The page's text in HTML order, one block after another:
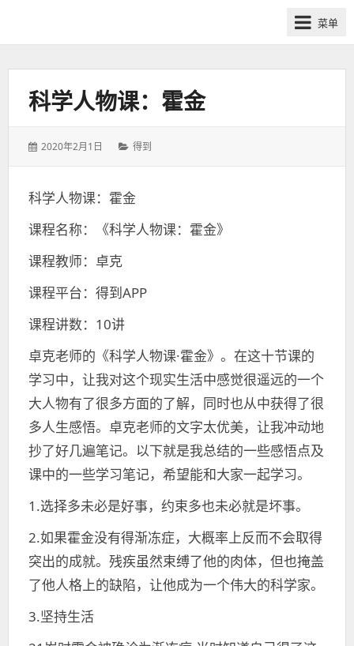
筹
群-
菜单
科学人物课：霍金
发
2020年2月1日
分
得到
科学人物课：霍金
课程名称：《科学人物课：霍金》
课程教师：卓克
课程平台：得到APP
课程讲数：10讲
卓克老师的《科学人物课·霍金》。在这十节课的
学习中，让我对这个现实生活中感觉很遥远的一个
大人物有了很多方面的了解，同时也从中获得了很
多人生感悟。卓克老师的文字太优美，让我冲动地
抄了好几遍笔记。以下就是我总结的一些感悟点及
课中的一些学习笔记，希望能和大家一起学习。
1.选择多未必是好事，约束多也未必就是坏事。
2.如果霍金没有得渐冻症，大概率上反而不会取得
突出的成就。残疾虽然束缚了他的肉体，但也掩盖
了他人格上的缺陷，让他成为一个伟大的科学家。
3.坚持生活